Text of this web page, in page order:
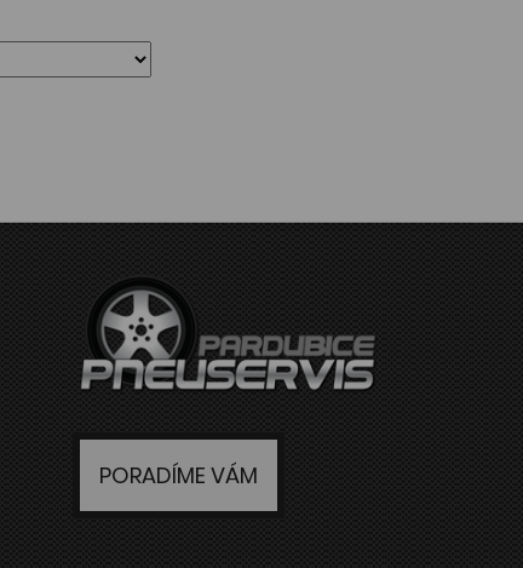
PORADÍME VÁM